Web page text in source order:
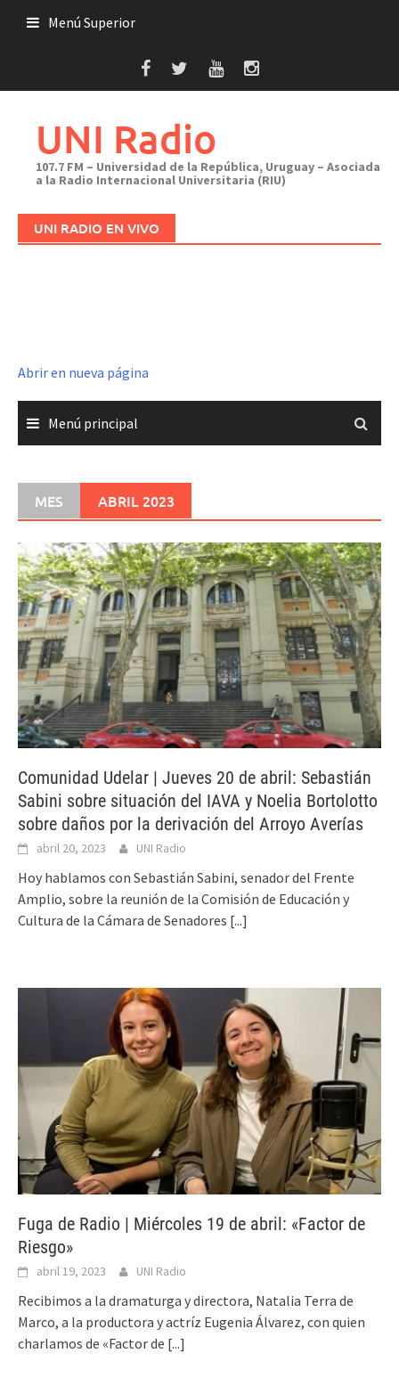
Menú Superior
UNI Radio
107.7 FM – Universidad de la República, Uruguay – Asociada
a la Radio Internacional Universitaria (RIU)
UNI RADIO EN VIVO
Abrir en nueva página
Menú principal
MES ABRIL 2023
Comunidad Udelar | Jueves 20 de abril: Sebastián
Sabini sobre situación del IAVA y Noelia Bortolotto
sobre daños por la derivación del Arroyo Averías
abril 20, 2023 UNI Radio
Hoy hablamos con Sebastián Sabini, senador del Frente
Amplio, sobre la reunión de la Comisión de Educación y
Cultura de la Cámara de Senadores [...]
Fuga de Radio | Miércoles 19 de abril: «Factor de
Riesgo»
abril 19, 2023 UNI Radio
Recibimos a la dramaturga y directora, Natalia Terra de
Marco, a la productora y actríz Eugenia Álvarez, con quien
charlamos de «Factor de [...]